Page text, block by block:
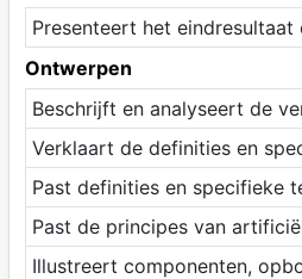
Presenteert het
Ontwerpen
Beschrijft en analyseert de
Verklaart de definities en
Past definities en specifieke
Past de principes van
Illustreert componenten,